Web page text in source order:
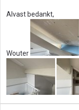
Alvast bedankt,
Wouter